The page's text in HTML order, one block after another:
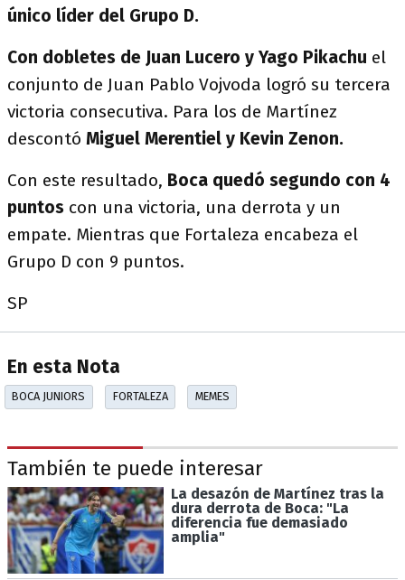
único líder del Grupo D.
Con dobletes de Juan Lucero y Yago Pikachu el
conjunto de Juan Pablo Vojvoda logró su tercera
victoria consecutiva. Para los de Martínez
descontó Miguel Merentiel y Kevin Zenon.
Con este resultado, Boca quedó segundo con 4
puntos con una victoria, una derrota y un
empate. Mientras que Fortaleza encabeza el
Grupo D con 9 puntos.
SP
En esta Nota
BOCA JUNIORS FORTALEZA MEMES
También te puede interesar
La desazón de Martínez tras la
dura derrota de Boca: "La
diferencia fue demasiado
amplia"